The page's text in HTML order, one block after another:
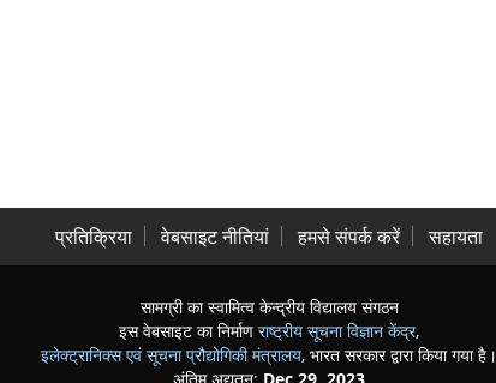
प्रतिक्रिया वेबसाइट नीतियां हमसे संपर्क करें सहायता
सामग्री का स्वामित्व केन्द्रीय विद्यालय संगठन
इस वेबसाइट का निर्माण राष्ट्रीय सूचना विज्ञान केंद्र,
इलेक्ट्रानिक्स एवं सूचना प्रौद्योगिकी मंत्रालय, भारत सरकार द्वारा किया गया है।